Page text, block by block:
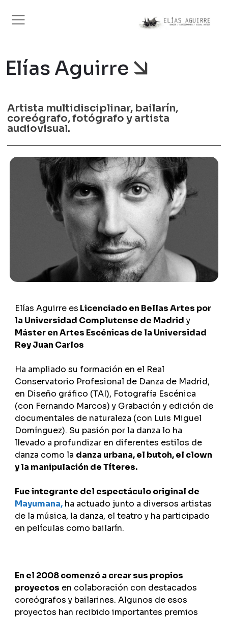
Elías Aguirre
Artista multidisciplinar, bailarín,
coreógrafo, fotógrafo y artista
audiovisual.
Elías Aguirre es Licenciado en Bellas Artes por
la Universidad Complutense de Madrid y
Máster en Artes Escénicas de la Universidad
Rey Juan Carlos
Ha ampliado su formación en el Real
Conservatorio Profesional de Danza de Madrid,
en Diseño gráfico (TAI), Fotografía Escénica
(con Fernando Marcos) y Grabación y edición de
documentales de naturaleza (con Luis Miguel
Domínguez). Su pasión por la danza lo ha
llevado a profundizar en diferentes estilos de
danza como la danza urbana, el butoh, el clown
y la manipulación de Títeres.
Fue integrante del espectáculo original de
Mayumana,ha actuado junto a diversos artistas
de la música, la danza, el teatro y ha participado
en películas como bailarín.
En el 2008 comenzó a crear sus propios
proyectos en colaboración con destacados
coreógrafos y bailarines. Algunos de esos
proyectos han recibido importantes premios